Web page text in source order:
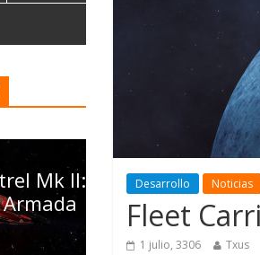
Desarrollo Noticias
Fleet
1 julio, 3306 Txus
4.4.0: llegan
el vehículo
Desarrollo
Diario de
Mayo de